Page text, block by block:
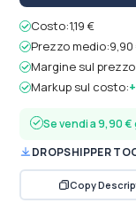
Costo:1,19 €
Prezzo medio:9,90
Margine sul
Markup sul costo:
Se vendi a 9,90
DROPSHIPPER
Copy